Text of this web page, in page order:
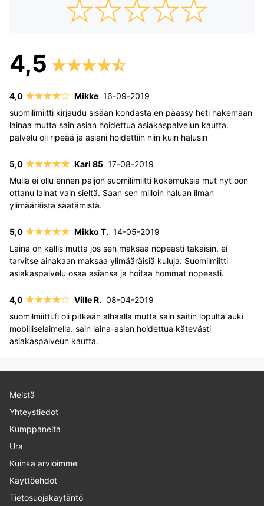
Mikke 16-09-2019
suomilimiitti kirjaudu sisään kohdasta en päässy heti hakemaan
lainaa mutta sain asian hoidettua asiakaspalvelun kautta.
palvelu oli ripeää ja asiani hoidettiin niin kuin halusin
Kari 85 17-08-2019
Mulla ei ollu ennen paljon suomilimiitti kokemuksia mut nyt oon
ottanu lainat vain sieltä. Saan sen milloin haluan ilman
ylimääräistä säätämistä.
Mikko T. 14-05-2019
Laina on kallis mutta jos sen maksaa nopeasti takaisin, ei
tarvitse ainakaan maksaa ylimääräisiä kuluja. Suomilmiitti
asiakaspalvelu osaa asiansa ja hoitaa hommat nopeasti.
Ville R. 08-04-2019
suomilmiitti.fi oli pitkään alhaalla mutta sain saitin lopulta auki
mobiiliselaimella. sain laina-asian hoidettua kätevästi
asiakaspalveun kautta.
Meistä
Yhteystiedot
Kumppaneita
Ura
Kuinka arvioimme
Käyttöehdot
Tietosuojakäytäntö